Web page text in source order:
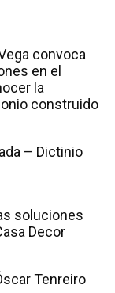
convoca
en el
la
construido
– Dictinio
soluciones
Decor
Tenreiro